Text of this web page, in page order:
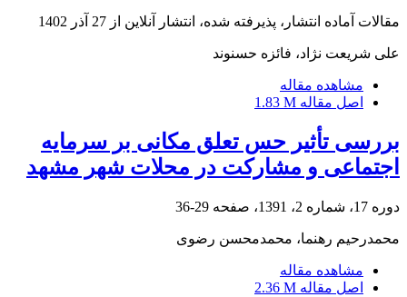
مقالات آماده انتشار، پذیرفته شده، انتشار آنلاین از 27 آذر 1402
علی شریعت نژاد، فائزه حسنوند
مشاهده مقاله
اصل مقاله 1.83 M
بررسی تأثیر حس تعلق مکانی بر سرمایه
اجتماعی و مشارکت در محلات شهر مشهد
دوره 17، شماره 2، 1391، صفحه 29-36
محمدرحیم رهنما، محمدمحسن رضوی
مشاهده مقاله
اصل مقاله 2.36 M